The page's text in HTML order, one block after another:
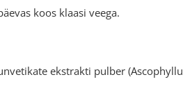
koos klaasi veega.
ekstrakti pulber